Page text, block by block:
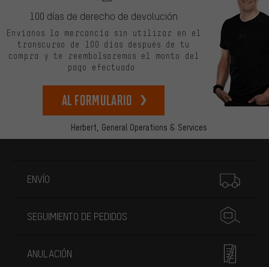
Herbert, General Operations & Services
100 días de derecho de devolución
Envíanos la mercancía sin utilizar en el
transcurso de 100 días después de tu
compra y te reembolsaremos el monto del
pago efectuado.
Al formulario
ENVÍO
SEGUIMIENTO DE PEDIDOS
ANULACIÓN